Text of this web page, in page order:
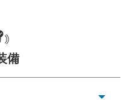
イズの目安
備